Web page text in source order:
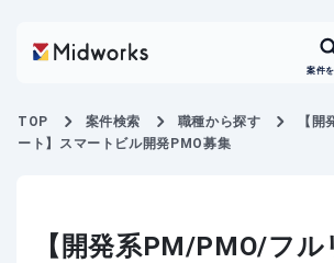
案件
TOP 案件検索 職種から探す
【
ート】スマートビル開発PMO募集
【開発系PM/PMO/フル